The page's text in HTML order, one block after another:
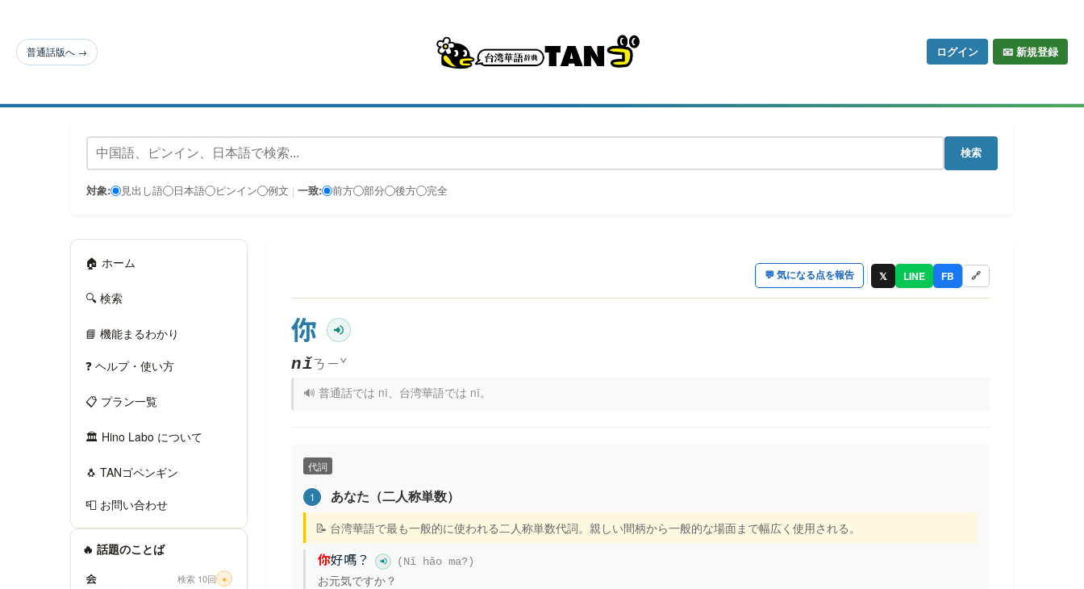
普通話版へ → ログイン 📧 新規登録
検索
対象: 見出し語 日本語 ピンイン 例文 | 一致: 前方 部分 後方 完全
🏠 ホーム
🔍 検索
📘 機能まるわかり
❓ ヘルプ・使い方
📋 プラン一覧
🏛 Hino Labo について
🐧 TANゴペンギン
📮 お問い合わせ
🔥 話題のことば
会
検索 10回 +
💬 気になる点を報告 𝕏 LINE FB 🔗
你
nǐㄋㄧˇ
🔊 普通話では nǐ、台湾華語では nǐ。
代詞
1 あなた（二人称単数）
📝 台湾華語で最も一般的に使われる二人称単数代詞。親しい間柄から一般的な場面まで幅広く使用される。
你好嗎？ (Nǐ hǎo ma?)
お元気ですか？